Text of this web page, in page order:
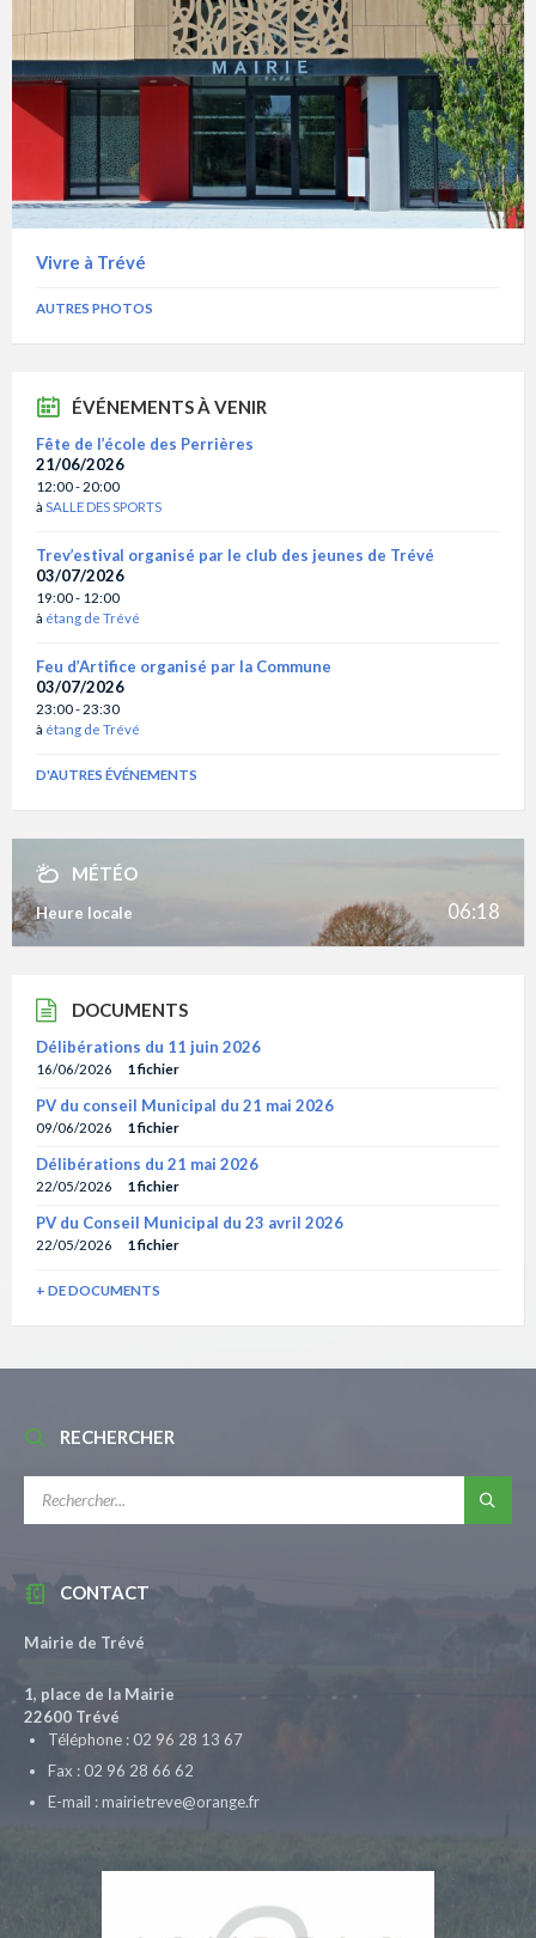
Vivre à Trévé
AUTRES PHOTOS
ÉVÉNEMENTS À VENIR
Fête de l’école des Perrières
21/06/2026
12:00 - 20:00
à SALLE DES SPORTS
Trev’estival organisé par le club des jeunes de Trévé
03/07/2026
19:00 - 12:00
à étang de Trévé
Feu d’Artifice organisé par la Commune
03/07/2026
23:00 - 23:30
à étang de Trévé
D'AUTRES ÉVÉNEMENTS
MÉTÉO
Heure locale 06:18
DOCUMENTS
Délibérations du 11 juin 2026
16/06/2026 1 fichier
PV du conseil Municipal du 21 mai 2026
09/06/2026 1 fichier
Délibérations du 21 mai 2026
22/05/2026 1 fichier
PV du Conseil Municipal du 23 avril 2026
22/05/2026 1 fichier
+ DE DOCUMENTS
RECHERCHER
CONTACT
Mairie de Trévé
1, place de la Mairie
22600 Trévé
Téléphone : 02 96 28 13 67
Fax : 02 96 28 66 62
E-mail : mairietreve@orange.fr